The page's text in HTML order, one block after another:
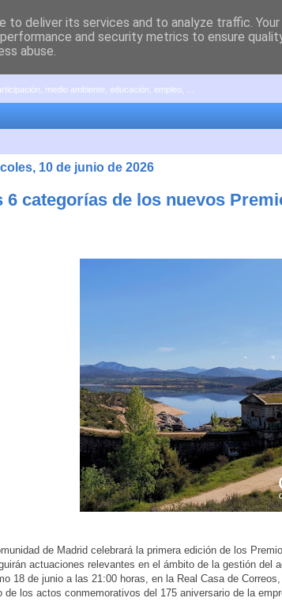
medio ambiente, educación, empleo, ...
10 de junio de 2026
6 categorías de los nuevos
de Madrid celebrará la primera edición de los
actuaciones relevantes en el ámbito de la gestión del
18 de junio a las 21:00 horas, en la Real Casa de
de los actos conmemorativos del 175 aniversario de la
to deliver its services and to analyze traffic.
and security metrics to ensure
abuse.